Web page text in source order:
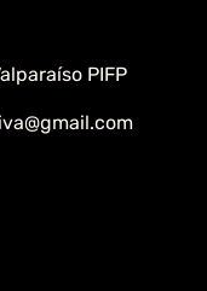
PIFP